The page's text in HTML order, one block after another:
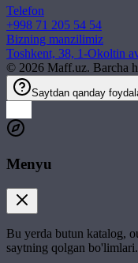
Telefon
+998 71 205 54 54
Bizning manzilimiz
Toshkent, 38, 1-Okoltin
© 2026 Maff.uz. Barcha
Saytdan qanday
Menyu
Bu yerda butun katalog,
saytning qolgan bo'limlari.